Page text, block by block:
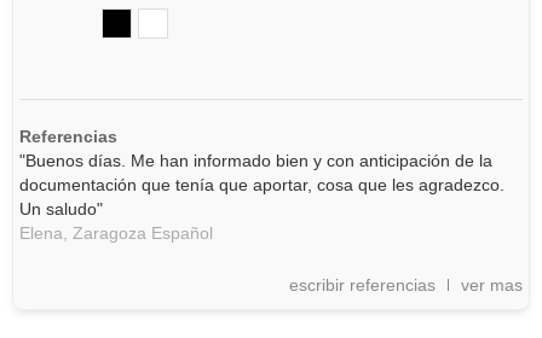
Referencias
"Buenos días. Me han informado bien y con anticipación de la
documentación que tenía que aportar, cosa que les agradezco.
Un saludo"
Elena,
Zaragoza Español
escribir referencias ver mas